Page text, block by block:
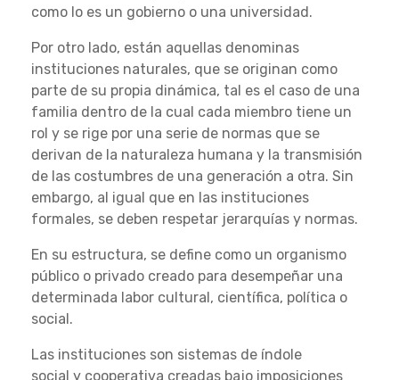
como lo es un gobierno o una universidad.
Por otro lado, están aquellas denominas
instituciones naturales, que se originan como
parte de su propia dinámica, tal es el caso de una
familia dentro de la cual cada miembro tiene un
rol y se rige por una serie de normas que se
derivan de la naturaleza humana y la transmisión
de las costumbres de una generación a otra. Sin
embargo, al igual que en las instituciones
formales, se deben respetar jerarquías y normas.
En su estructura, se define como un organismo
público o privado creado para desempeñar una
determinada labor cultural, científica, política o
social.
Las instituciones son sistemas de índole
social y cooperativa creadas bajo imposiciones